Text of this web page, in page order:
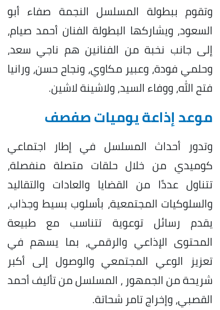
وتقوم ببطولة المسلسل النجمة صفاء أبو
السعود، ويشاركها البطولة الفنان أحمد صيام،
إلى جانب نخبة من الفنانين هم ناجي سعد،
وحلمي فودة، وعبير مكاوي، ونجاح حسن، ورانيا
فتح الله، ووفاء السيد، ولاشينة لاشين.
موعد إذاعة يوميات صفصف
وتدور أحداث المسلسل في إطار اجتماعي
كوميدي من خلال حلقات متصلة منفصلة،
تتناول عددًا من القضايا والعادات والتقاليد
والسلوكيات المجتمعية، بأسلوب بسيط وجذاب،
يقدم رسائل توعوية تتناسب مع طبيعة
المحتوى الإذاعي والرقمي، بما يسهم في
تعزيز الوعي المجتمعي والوصول إلى أكبر
شريحة من الجمهور ، المسلسل من تأليف أحمد
القصبي، وإخراج تامر شحاتة.